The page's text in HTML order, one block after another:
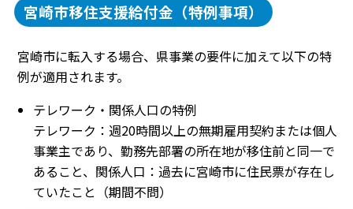
宮崎市移住支援給付金（特例事項）
宮崎市に転入する場合、県事業の要件に加えて以下の特
例が適用されます。
テレワーク・関係人口の特例
テレワーク：週20時間以上の無期雇用契約または個人
事業主であり、勤務先部署の所在地が移住前と同一で
あること、関係人口：過去に宮崎市に住民票が存在し
ていたこと（期間不問）